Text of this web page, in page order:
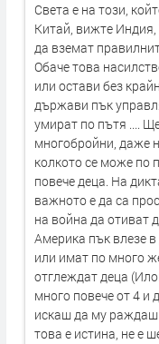
Света е на този,
Китай, вижте
да вземат
Обаче това
или остави без
държави пък
умират по пътя ....
многобройни, даже
колкото се може по
повече деца. На
важното е да са
на война да отиват
Америка пък влезе
или имат по много
отглеждат деца
много повече от 4 и
искаш да му раждаш
това е истина, не е